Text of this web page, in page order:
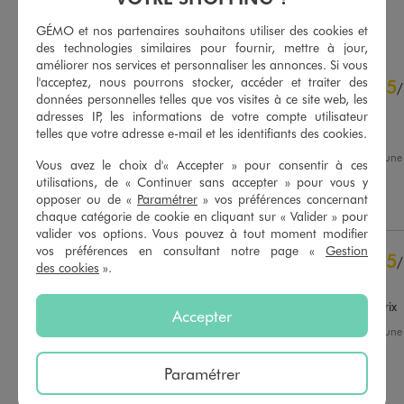
4.5/5
Basé sur
avis soumis à un
contrôle
Voir tous les avis sur ce site
5étoiles
219
étoiles
2
5
Trier les avis
5/
Avis vérifié et récompensé
Confortable
, suite à
01/07/2026 parMagali N.
Utile(0) Signaler
5/
Très bon rapport qualité-prix
, suite à
GÉMO et nos partenaires souhaitons utiliser des cookies et
des technologies similaires pour fournir, mettre à jour,
améliorer nos services et personnaliser les annonces. Si vous
l'acceptez, nous pourrons stocker, accéder et traiter des
données personnelles telles que vos visites à ce site web, les
adresses IP, les informations de votre compte utilisateur
telles que votre adresse e-mail et les identifiants des cookies.
Vous avez le choix d'« Accepter » pour consentir à ces
utilisations, de « Continuer sans accepter » pour vous y
opposer ou de « Paramétrer » vos préférences concernant
chaque catégorie de cookie en cliquant sur « Valider » pour
valider vos options. Vous pouvez à tout moment modifier
vos préférences en consultant notre page « Gestion
des cookies ».
Accepter
Paramétrer